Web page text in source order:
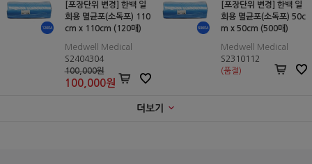
[포장단위 변경] 한백 일
회용 멸균포(소독포) 110
cm x 110cm (120매)
Medwell Medical
S2404304
100,000원
100,000원
[포장단위 변경] 한백 일
회용 멸균포(소독포) 50c
m x 50cm (500매)
Medwell Medical
S2310112
(품절)
더보기